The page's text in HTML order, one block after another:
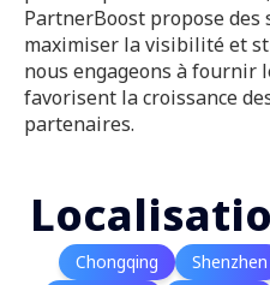
PartnerBoost propose
maximiser la visibilité et
nous engageons à fournir
favorisent la croissance
partenaires.
Chongqing Shenzhen